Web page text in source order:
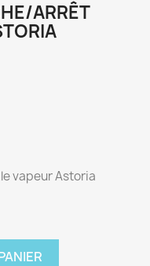
ARRÊT
vapeur Astoria